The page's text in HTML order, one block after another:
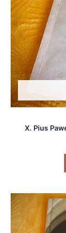
X. Pius